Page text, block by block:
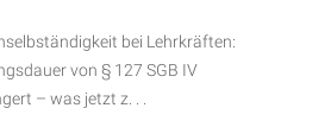
bei Lehrkräften:
von § 127 SGB IV
– was jetzt z. . .